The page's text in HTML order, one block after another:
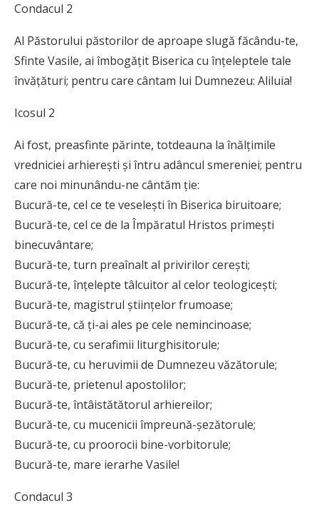
Condacul 2
Al Păstorului păstorilor de aproape slugă făcându-te,
Sfinte Vasile, ai îmbogăţit Biserica cu înţeleptele tale
învăţături; pentru care cântam lui Dumnezeu: Aliluia!
Icosul 2
Ai fost, preasfinte părinte, totdeauna la înălţimile
vredniciei arhiereşti şi întru adâncul smereniei; pentru
care noi minunându-ne cântăm ţie:
Bucură-te, cel ce te veseleşti în Biserica biruitoare;
Bucură-te, cel ce de la Împăratul Hristos primeşti
binecuvântare;
Bucură-te, turn preaînalt al privirilor cereşti;
Bucură-te, înţelepte tâlcuitor al celor teologiceşti;
Bucură-te, magistrul ştiinţelor frumoase;
Bucură-te, că ţi-ai ales pe cele nemincinoase;
Bucură-te, cu serafimii liturghisitorule;
Bucură-te, cu heruvimii de Dumnezeu văzătorule;
Bucură-te, prietenul apostolilor;
Bucură-te, întâistătătorul arhiereilor;
Bucură-te, cu mucenicii împreună-şezătorule;
Bucură-te, cu proorocii bine-vorbitorule;
Bucură-te, mare ierarhe Vasile!
Condacul 3